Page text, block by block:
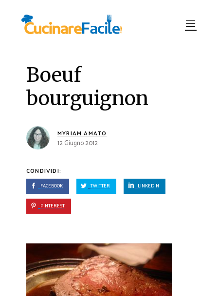
Boeuf
bourguignon
MYRIAM AMATO
12 Giugno 2012
CONDIVIDI:
FACEBOOK TWITTER LINKEDIN
PINTEREST